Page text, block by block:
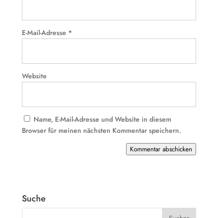
E-Mail-Adresse *
Website
Name, E-Mail-Adresse und Website in diesem
Browser für meinen nächsten Kommentar speichern.
Kommentar abschicken
Suche